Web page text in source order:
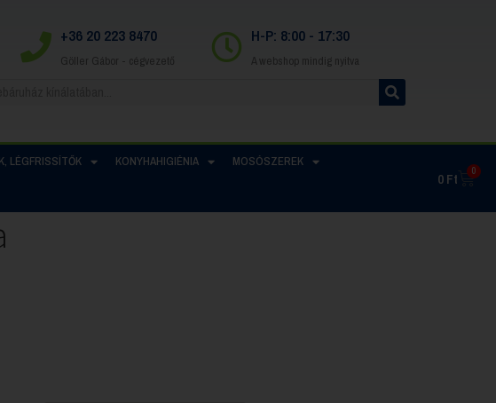
+36 20 223 8470
Göller Gábor - cégvezető
H-P: 8:00 - 17:30
A webshop mindig nyitva
LÉGFRISSÍTŐK KONYHAHIGIÉNIA MOSÓSZEREK
0Ft 0